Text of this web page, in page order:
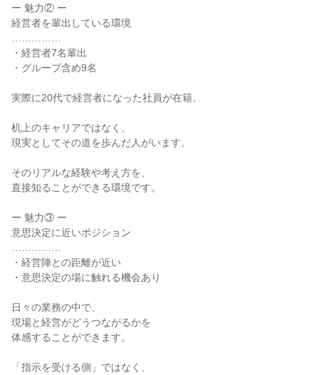
ー 魅力② ー
経営者を輩出している環境
・経営者7名輩出
・グループ含め9名
実際に20代で経営者になった社員が在籍。
机上のキャリアではなく、
現実としてその道を歩んだ人がいます。
そのリアルな経験や考え方を、
直接知ることができる環境です。
ー 魅力③ ー
意思決定に近いポジション
・経営陣との距離が近い
・意思決定の場に触れる機会あり
日々の業務の中で、
現場と経営がどうつながるかを
体感することができます。
「指示を受ける側」ではなく、